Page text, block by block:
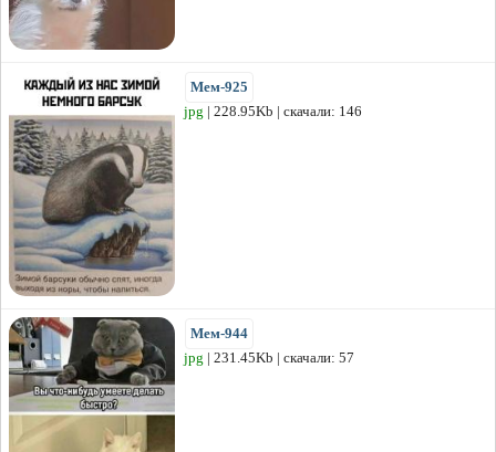
Мем-925
jpg | 228.95Kb | скачали: 146
Мем-944
jpg | 231.45Kb | скачали: 57